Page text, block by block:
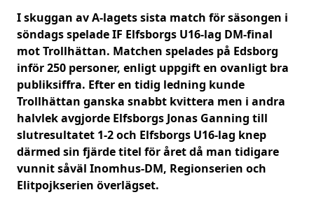
I skuggan av A-lagets sista match för säsongen i
söndags spelade IF Elfsborgs U16-lag DM-final
mot Trollhättan. Matchen spelades på Edsborg
inför 250 personer, enligt uppgift en ovanligt bra
publiksiffra. Efter en tidig ledning kunde
Trollhättan ganska snabbt kvittera men i andra
halvlek avgjorde Elfsborgs Jonas Ganning till
slutresultatet 1-2 och Elfsborgs U16-lag knep
därmed sin fjärde titel för året då man tidigare
vunnit såväl Inomhus-DM, Regionserien och
Elitpojkserien överlägset.